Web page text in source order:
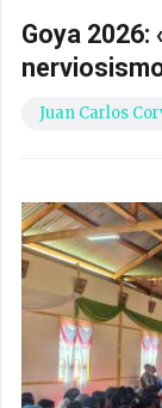
Goya 2026:
Juan Carlos